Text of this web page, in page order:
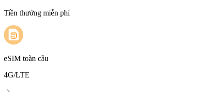
Tiền thưởng miễn phí
eSIM toàn cầu
4G/LTE